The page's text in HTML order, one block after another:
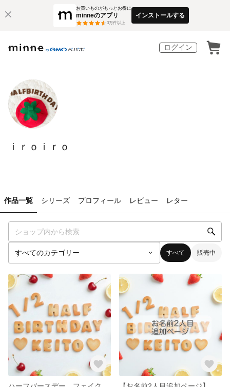
お買いものがもっとお得に
minneのアプリ
3万件以上
インストールする
ログイン
ｉｒｏｉｒｏ
作品一覧 シリーズ プロフィール レビュー レター
すべて 販売中